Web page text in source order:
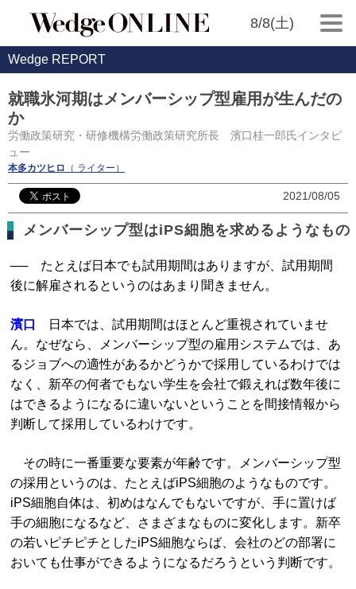
8/8(土)
Wedge REPORT
就職氷河期はメンバーシップ型雇用が生んだの
か
労働政策研究・研修機構労働政策研究所長 濱口桂一郎氏インタビ
ュー
本多カツヒロ （ ライター）
2021/08/05
メンバーシップ型はiPS細胞を求めるようなもの
── たとえば日本でも試用期間はありますが、試用期間
後に解雇されるというのはあまり聞きません。
濱口
日本では、試用期間はほとんど重視されていませ
ん。なぜなら、メンバーシップ型の雇用システムでは、あ
るジョブへの適性があるかどうかで採用しているわけでは
なく、新卒の何者でもない学生を会社で鍛えれば数年後に
はできるようになるに違いないということを間接情報から
判断して採用しているわけです。
その時に一番重要な要素が年齢です。メンバーシップ型
の採用というのは、たとえばiPS細胞のようなものです。
iPS細胞自体は、初めはなんでもないですが、手に置けば
手の細胞になるなど、さまざまなものに変化します。新卒
の若いピチピチとしたiPS細胞ならば、会社のどの部署に
おいても仕事ができるようになるだろうという判断です。